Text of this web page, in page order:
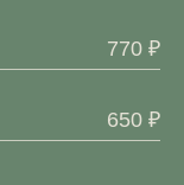
770 ₽
650 ₽